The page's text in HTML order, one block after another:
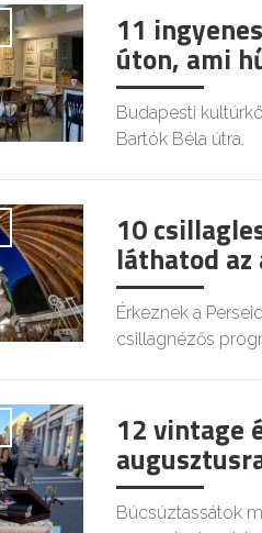
11
úton, ami
Budapesti
Bartók Béla útra.
10
láthatod
Érkeznek a
csillagnézős
12 vintage
Búcsúztassátok